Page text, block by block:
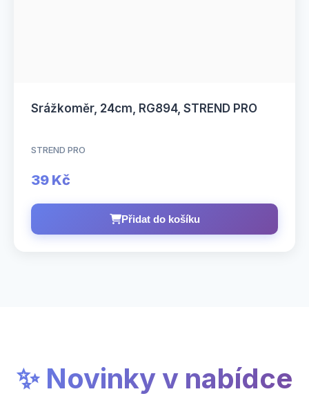
Srážkoměr, 24cm, RG894, STREND PRO
STREND PRO
39 Kč
Přidat do košíku
✨ Novinky v nabídce